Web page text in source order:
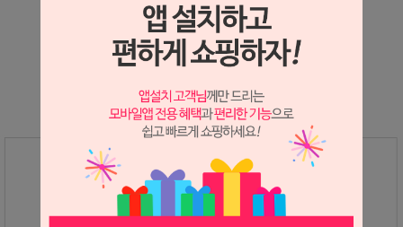
상세정보 새창 열기
상세 정보를 확대해 보실 수 있습니다.